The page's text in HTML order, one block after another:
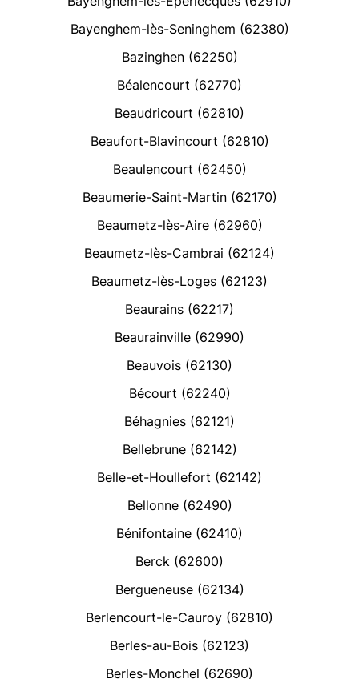
Bayenghem-lès-Seninghem (62380)
Bazinghen (62250)
Béalencourt (62770)
Beaudricourt (62810)
Beaufort-Blavincourt (62810)
Beaulencourt (62450)
Beaumerie-Saint-Martin (62170)
Beaumetz-lès-Aire (62960)
Beaumetz-lès-Cambrai (62124)
Beaumetz-lès-Loges (62123)
Beaurains (62217)
Beaurainville (62990)
Beauvois (62130)
Bécourt (62240)
Béhagnies (62121)
Bellebrune (62142)
Belle-et-Houllefort (62142)
Bellonne (62490)
Bénifontaine (62410)
Berck (62600)
Bergueneuse (62134)
Berlencourt-le-Cauroy (62810)
Berles-au-Bois (62123)
Berles-Monchel (62690)